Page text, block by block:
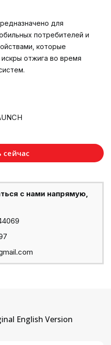
для
потребителей и
которые
отжига во время
сейчас
с нами напрямую,
English Version